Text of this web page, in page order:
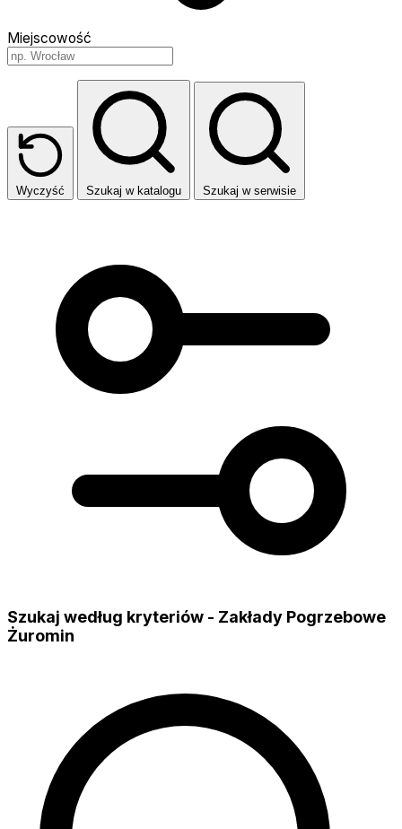
Miejscowość
Wyczyść Szukaj w katalogu Szukaj w serwisie
Szukaj według kryteriów - Zakłady Pogrzebowe
Żuromin